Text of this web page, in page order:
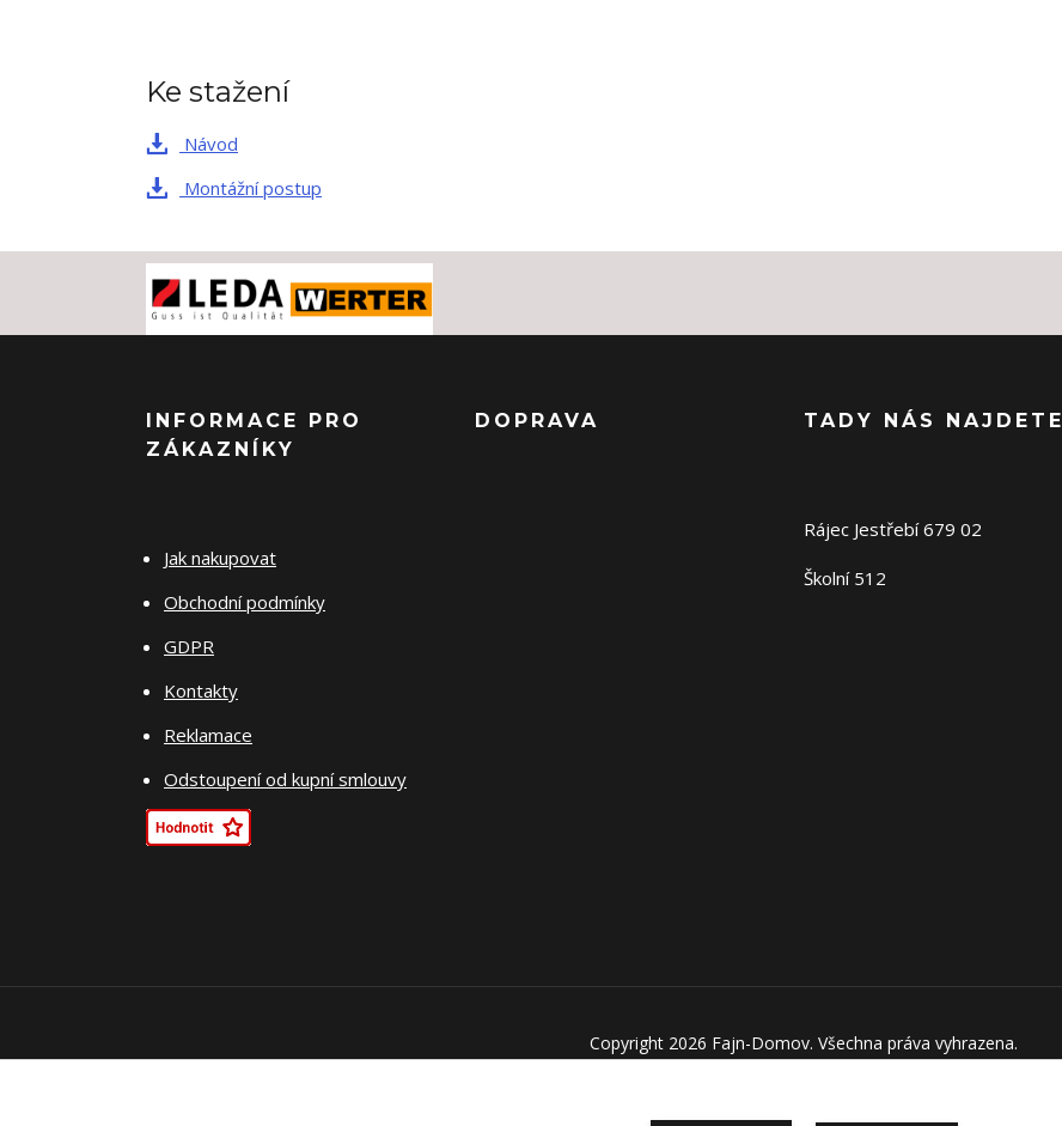
Ke stažení
Návod
Montážní postup
INFORMACE PRO
ZÁKAZNÍKY
Jak nakupovat
Obchodní podmínky
GDPR
Kontakty
Reklamace
Odstoupení od kupní smlouvy
DOPRAVA TADY NÁS NAJDETE
Rájec Jestřebí 679 02
Školní 512
Copyright 2026 Fajn-Domov. Všechna práva vyhrazena.